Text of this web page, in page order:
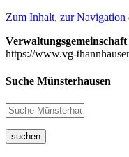
Zum Inhalt, zur Navigation
https://www.vg-
Suche Münsterhausen
suchen